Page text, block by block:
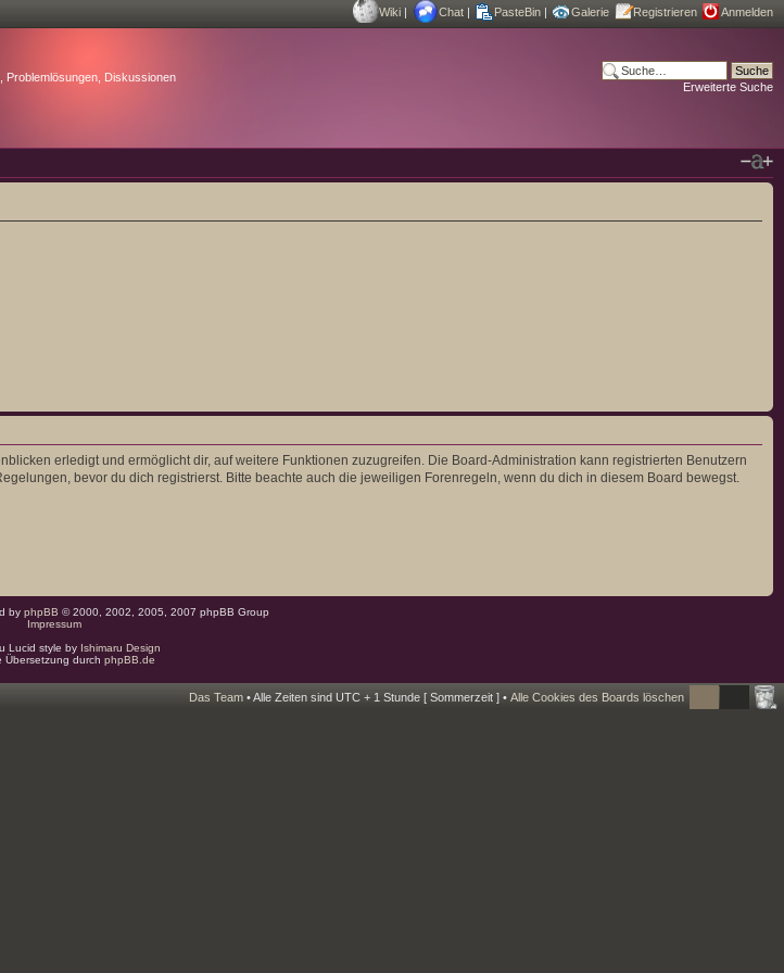
Wiki | Chat | PasteBin | Galerie Registrieren Anmelden
Problemlösungen, Diskussionen
Erweiterte Suche
erledigt und ermöglicht dir, auf weitere Funktionen zuzugreifen. Die Board-Administration kann registrierten Benutzern
bevor du dich registrierst. Bitte beachte auch die jeweiligen Forenregeln, wenn du dich in diesem Board bewegst.
by phpBB © 2000, 2002, 2005, 2007 phpBB Group
Impressum
Lucid style by Ishimaru Design
Übersetzung durch phpBB.de
Das Team • Alle Zeiten sind UTC + 1 Stunde [ Sommerzeit ] • Alle Cookies des Boards löschen